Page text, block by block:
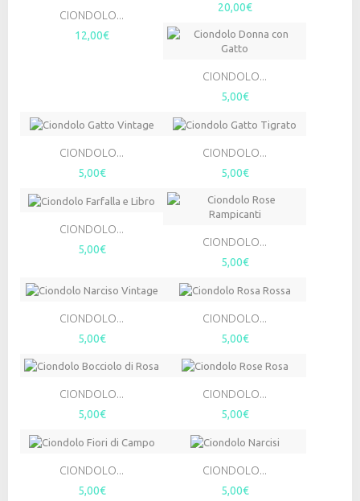
CIONDOLO...
12,00€
20,00€
CIONDOLO...
5,00€
CIONDOLO...
5,00€
CIONDOLO...
5,00€
CIONDOLO...
5,00€
CIONDOLO...
5,00€
CIONDOLO...
5,00€
CIONDOLO...
5,00€
CIONDOLO...
5,00€
CIONDOLO...
5,00€
CIONDOLO...
5,00€
CIONDOLO...
5,00€